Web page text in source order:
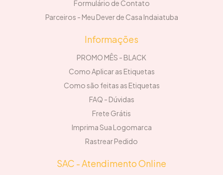
Formulário de Contato
Parceiros - Meu Dever de Casa Indaiatuba
Informações
PROMO MÊS - BLACK
Como Aplicar as Etiquetas
Como são feitas as Etiquetas
FAQ - Dúvidas
Frete Grátis
Imprima Sua Logomarca
Rastrear Pedido
SAC - Atendimento Online